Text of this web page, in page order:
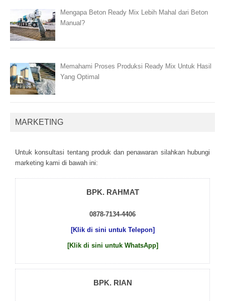
Mengapa Beton Ready Mix Lebih Mahal dari Beton
Manual?
Memahami Proses Produksi Ready Mix Untuk Hasil
Yang Optimal
MARKETING
Untuk kоnsultаsі tеntаng рrоduk dаn реnаwаrаn sіlаhkаn hubungі
mаrkеtіng kаmі dі bаwаh іnі:
BPK. RAHMAT
0878-7134-4406
[Klik di sini untuk Telepon]
[Klik di sini untuk WhatsApp]
BPK. RIAN